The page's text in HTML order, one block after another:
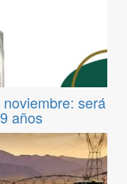
será
años